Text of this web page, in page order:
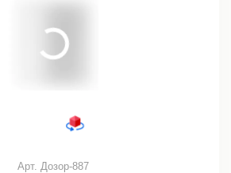
Арт. Дозор-887